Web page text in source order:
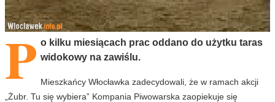
P o kilku miesiącach prac oddano do użytku taras
widokowy na zawiślu.
Mieszkańcy Włocławka zadecydowali, że w ramach akcji
„Żubr. Tu się wybiera” Kompania Piwowarska zaopiekuje się